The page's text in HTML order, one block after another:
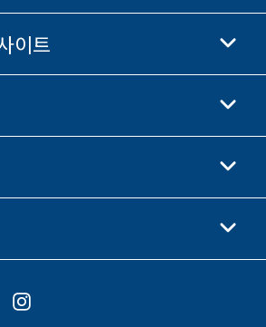
이트
학
Street